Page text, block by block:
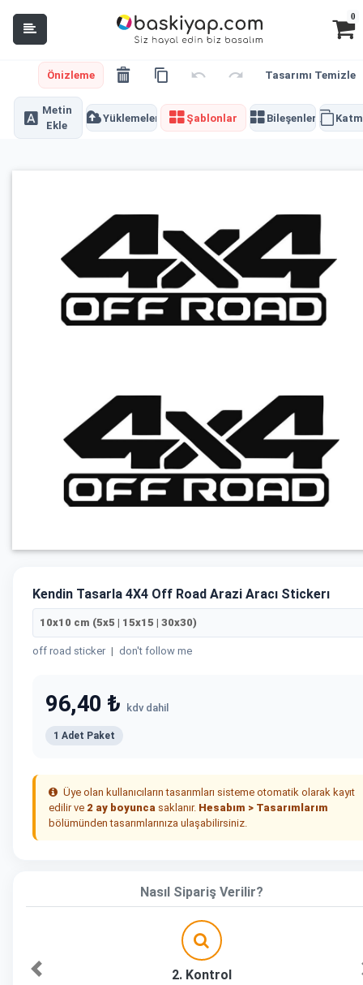
0
Önizleme Tasarımı Temizle
Metin
Ekle
Yüklemeler Şablonlar Bileşenler
Kendin Tasarla 4X4 Off Road Arazi Aracı Stickerı
10x10 cm (5x5 | 15x15 | 30x30)
off road sticker | don't follow me
96,40 ₺ kdv dahil
1 Adet Paket
Üye olan kullanıcıların tasarımları sisteme otomatik olarak kayıt
edilir ve 2 ay boyunca saklanır. Hesabım > Tasarımlarım
bölümünden tasarımlarınıza ulaşabilirsiniz.
Nasıl Sipariş Verilir?
2. Kontrol
Önceki